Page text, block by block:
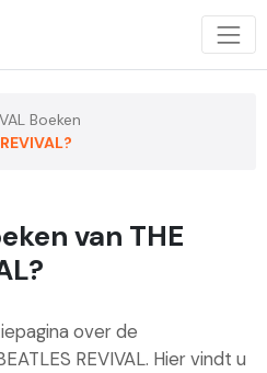
Boeken
van THE
over de
REVIVAL. Hier vindt u